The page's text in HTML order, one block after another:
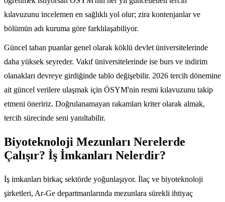
kılavuzunu incelemen en sağlıklı yol olur; zira kontenjanlar ve
bölümün adı kuruma göre farklılaşabiliyor.
Güncel taban puanlar genel olarak köklü devlet üniversitelerinde
daha yüksek seyreder. Vakıf üniversitelerinde ise burs ve indirim
olanakları devreye girdiğinde tablo değişebilir. 2026 tercih dönemine
ait güncel verilere ulaşmak için ÖSYM'nin resmi kılavuzunu takip
etmeni öneririz. Doğrulanamayan rakamları kriter olarak almak,
tercih sürecinde seni yanıltabilir.
Biyoteknoloji Mezunları Nerelerde
Çalışır? İş İmkanları Nelerdir?
İş imkanları birkaç sektörde yoğunlaşıyor. İlaç ve biyoteknoloji
şirketleri, Ar-Ge departmanlarında mezunlara sürekli ihtiyaç